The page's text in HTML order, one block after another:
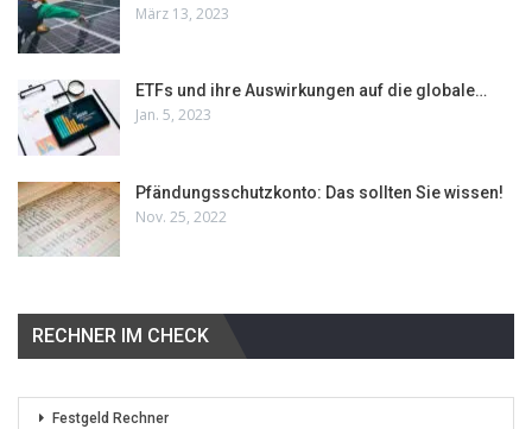
März 13, 2023
ETFs und ihre Auswirkungen auf die globale…
Jan. 5, 2023
Pfändungsschutzkonto: Das sollten Sie wissen!
Nov. 25, 2022
RECHNER IM CHECK
Festgeld Rechner